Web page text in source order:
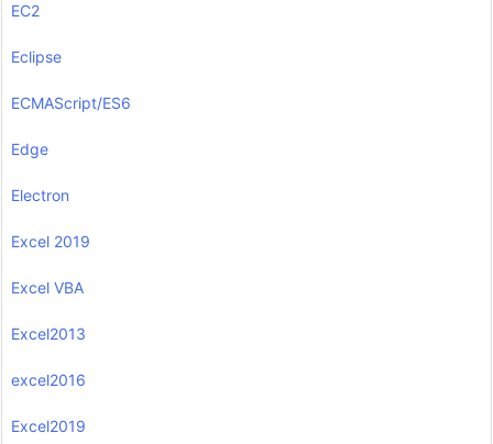
EC2
Eclipse
ECMAScript/ES6
Edge
Electron
Excel 2019
Excel VBA
Excel2013
excel2016
Excel2019